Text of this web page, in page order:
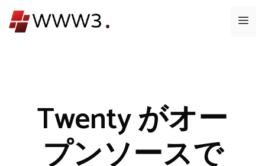
ン
メ
Twenty がオー
プンソースで